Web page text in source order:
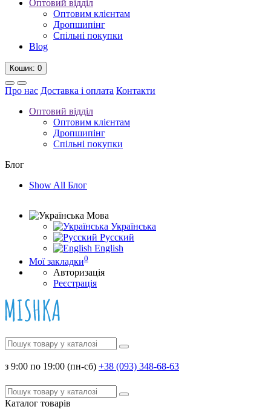
Оптовий відділ
Оптовим клієнтам
Дропшипінг
Спільні покупки
Blog
Кошик: 0
Про нас Доставка і оплата Контакти
Оптовий відділ
Оптовим клієнтам
Дропшипінг
Спільні покупки
Блог
Show All Блог
Мова
Українська
Русский
English
Мої закладки0
Авторизація
Реєстрація
з 9:00 по 19:00 (пн-сб) +38 (093) 348-68-63
Каталог товарів